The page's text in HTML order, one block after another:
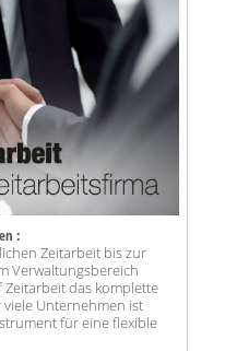
:
Zeitarbeit bis zur
Verwaltungsbereich
das komplette
Unternehmen ist
für eine flexible